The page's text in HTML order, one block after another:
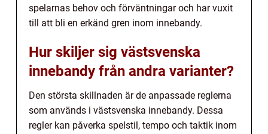
spelarnas behov och förväntningar och har vuxit
till att bli en erkänd gren inom innebandy.
Hur skiljer sig västsvenska
innebandy från andra varianter?
Den största skillnaden är de anpassade reglerna
som används i västsvenska innebandy. Dessa
regler kan påverka spelstil, tempo och taktik inom